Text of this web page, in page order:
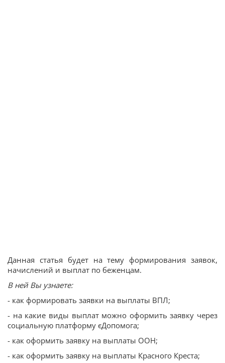
Данная статья будет на тему формирования заявок,
начислений и выплат по беженцам.
В ней Вы узнаете:
- как формировать заявки на выплаты ВПЛ;
- на какие виды выплат можно оформить заявку через
социальную платформу єДопомога;
- как оформить заявку на выплаты ООН;
- как оформить заявку на выплаты Красного Креста;